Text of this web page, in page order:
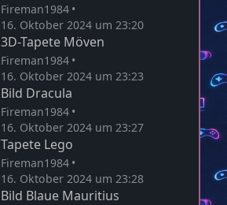
Fireman1984
16. Oktober 2024 um 23:20
3D-Tapete Möven
Fireman1984
16. Oktober 2024 um 23:23
Bild Dracula
Fireman1984
16. Oktober 2024 um 23:27
Tapete Lego
Fireman1984
16. Oktober 2024 um 23:28
Bild Blaue Mauritius